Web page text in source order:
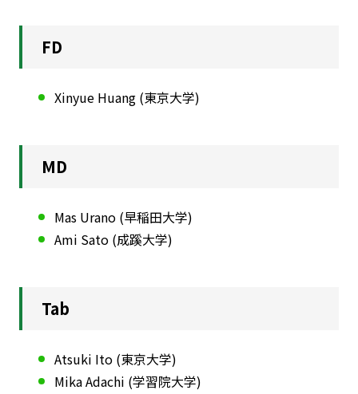
FD
Xinyue Huang (東京大学)
MD
Mas Urano (早稲田大学)
Ami Sato (成蹊大学)
Tab
Atsuki Ito (東京大学)
Mika Adachi (学習院大学)